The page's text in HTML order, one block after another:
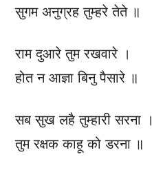
सुगम अनुग्रह तुम्हरे तेते ॥
राम दुआरे तुम रखवारे ।
होत न आज्ञा बिनु पैसारे ॥
सब सुख लहै तुम्हारी सरना ।
तुम रक्षक काहू को डरना ॥